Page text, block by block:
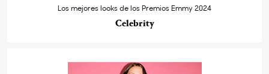
Los mejores looks de los Premios Emmy 2024
Celebrity